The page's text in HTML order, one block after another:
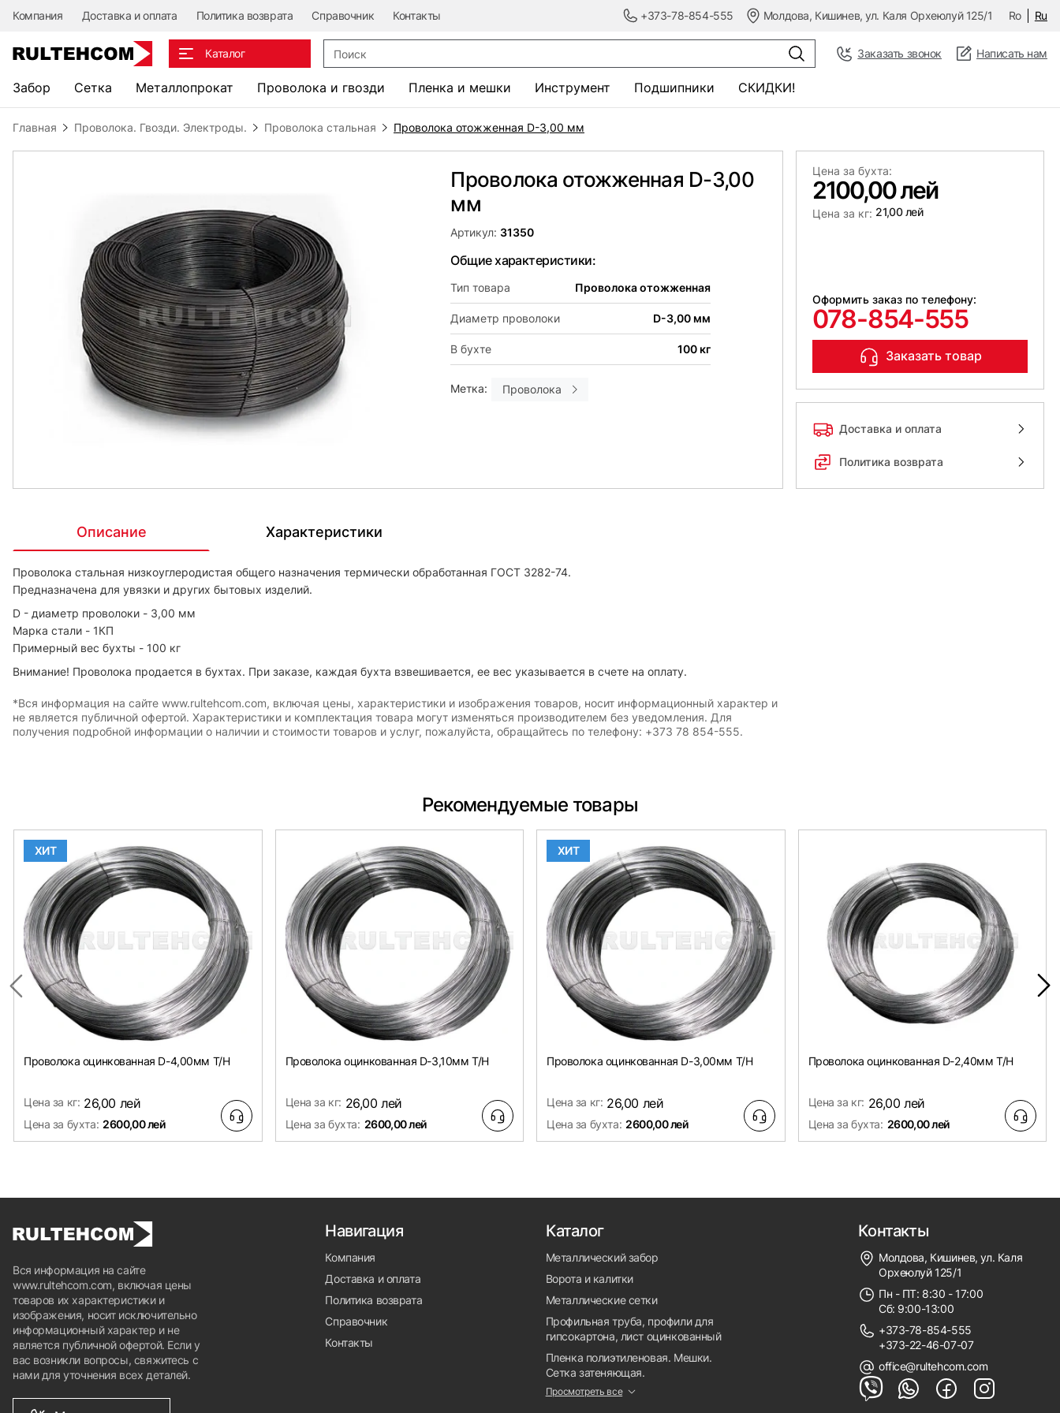
Компания Доставка и оплата Политика возврата Справочник Контакты +373-78-854-555 Молдова, Кишинев, ул. Каля Орхеюлуй 125/1 Ro Ru
Каталог Заказать звонок Написать нам
Забор Сетка Металлопрокат Проволока и гвозди Пленка и мешки Инструмент Подшипники СКИДКИ!
Главная Проволока. Гвозди. Электроды. Проволока стальная Проволока отожженная D-3,00 мм
Проволока отожженная D-3,00
мм
Артикул: 31350
Общие характеристики:
Тип товара Проволока отожженная
Диаметр проволоки D-3,00 мм
В бухте 100 кг
Метка: Проволока
Цена за бухта:
2100,00 лей
Цена за кг: 21,00 лей
Оформить заказ по телефону:
078-854-555
Заказать товар
Доставка и оплата
Политика возврата
Описание Характеристики
Проволока стальная низкоуглеродистая общего назначения термически обработанная ГОСТ 3282-74.
Предназначена для увязки и других бытовых изделий.
D - диаметр проволоки - 3,00 мм
Марка стали - 1КП
Примерный вес бухты - 100 кг
Внимание! Проволока продается в бухтах. При заказе, каждая бухта взвешивается, ее вес указывается в счете на оплату.
*Вся информация на сайте www.rultehcom.com, включая цены, характеристики и изображения товаров, носит информационный характер и
не является публичной офертой. Характеристики и комплектация товара могут изменяться производителем без уведомления. Для
получения подробной информации о наличии и стоимости товаров и услуг, пожалуйста, обращайтесь по телефону: +373 78 854-555.
Рекомендуемые товары
ХИТ
Проволока оцинкованная D-4,00мм Т/Н
Цена за кг: 26,00 лей
Цена за бухта: 2600,00 лей
Проволока оцинкованная D-3,10мм Т/Н
Цена за кг: 26,00 лей
Цена за бухта: 2600,00 лей
ХИТ
Проволока оцинкованная D-3,00мм Т/Н
Цена за кг: 26,00 лей
Цена за бухта: 2600,00 лей
Проволока оцинкованная D-2,40мм Т/Н
Цена за кг: 26,00 лей
Цена за бухта: 2600,00 лей
Вся информация на сайте
www.rultehcom.com, включая цены
товаров их характеристики и
изображения, носит исключительно
информационный характер и не
является публичной офертой. Если у
вас возникли вопросы, свяжитесь с
нами для уточнения всех деталей.
Навигация
Компания
Доставка и оплата
Политика возврата
Справочник
Контакты
Каталог
Металлический забор
Ворота и калитки
Металлические сетки
Профильная труба, профили для
гипсокартона, лист оцинкованный
Пленка полиэтиленовая. Мешки.
Сетка затеняющая.
Просмотреть все
Контакты
Молдова, Кишинев, ул. Каля
Орхеюлуй 125/1
Пн - ПТ: 8:30 - 17:00
Сб: 9:00-13:00
+373-78-854-555
+373-22-46-07-07
office@rultehcom.com